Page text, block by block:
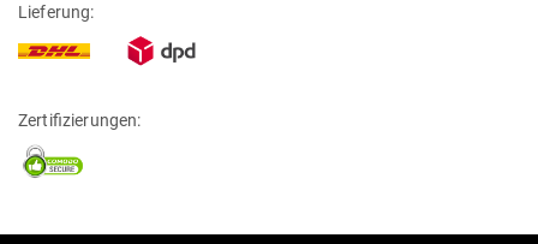
Lieferung:
Zertifizierungen: